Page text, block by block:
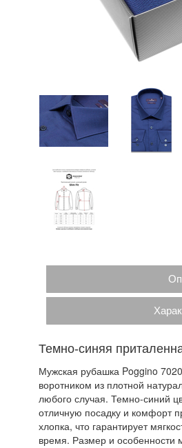
Темно-синяя
Мужская рубашка Poggino
воротником из плотной
любого случая. Темно-синий
отличную посадку и комфорт
хлопка, что гарантирует
время. Размер и особенности